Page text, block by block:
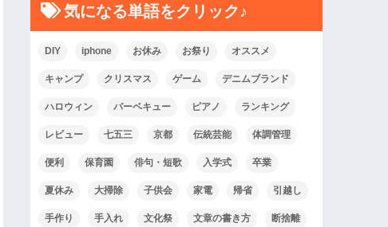
気になる単語をクリック♪
DIY iphone お休み お祭り オススメ
キャンプ クリスマス ゲーム デニムブランド
ハロウィン バーベキュー ピアノ ランキング
レビュー 七五三 京都 伝統芸能 体調管理
便利 保育園 俳句・短歌 入学式 卒業
夏休み 大掃除 子供会 家電 帰省 引越し
手作り 手入れ 文化祭 文章の書き方 断捨離